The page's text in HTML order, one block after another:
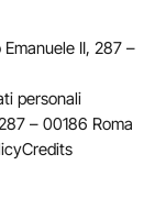
II, 287 –
personali
– 00186 Roma
Credits